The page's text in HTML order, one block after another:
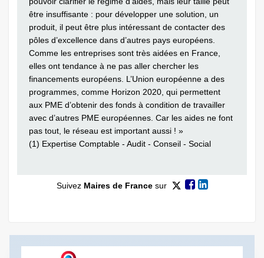
être insuffisante : pour développer une solution, un
produit, il peut être plus intéressant de contacter des
pôles d’excellence dans d’autres pays européens.
Comme les entreprises sont très aidées en France,
elles ont tendance à ne pas aller chercher les
financements européens. L’Union européenne a des
programmes, comme Horizon 2020, qui permettent
aux PME d’obtenir des fonds à condition de travailler
avec d’autres PME européennes. Car les aides ne font
pas tout, le réseau est important aussi ! »
(1) Expertise Comptable - Audit - Conseil - Social
Suivez Maires de Francesur